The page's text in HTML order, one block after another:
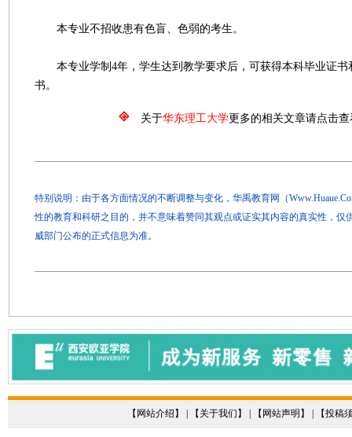
本专业不招收患有色盲、色弱的考生。
本专业学制4年，学生达到教学要求后，可获得本科毕业证书
书。
关于华东理工大学更多的相关文章请点击查
特别说明：由于各方面情况的不断调整与变化，华禹教育网（
性的教育和科研之目的，并不意味着赞同其观点或证实其内容的真实性，仅
威部门公布的正式信息为准。
【 网站介绍 】 | 【 关于我们 】 | 【 网站声明 】 | 【投稿